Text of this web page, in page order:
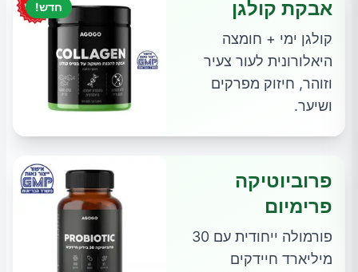
חדש! אבקת קולגן
קולגן ימי + חומצה
היאלורונית לעור צעיר
וזוהר, חיזוק מפרקים
ושיער.
פרוביוטיקה
פרימיום
פורמולה ייחודית עם 30
מיליארד חיידקים